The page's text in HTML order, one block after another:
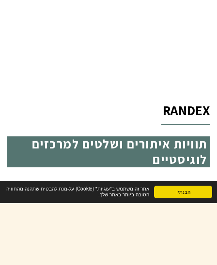
הבנתי!
אתר זה משתמש ב"עוגיות" (Cookie) על-מנת להבטיח שתהנה מהחוויה
הטובה ביותר באתר שלך.
RANDEX
תוויות איתורים ושלטים למרכזים
לוגיסטיים